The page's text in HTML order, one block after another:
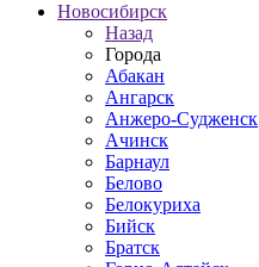
Новосибирск
Назад
Города
Абакан
Ангарск
Анжеро-Судженск
Ачинск
Барнаул
Белово
Белокуриха
Бийск
Братск